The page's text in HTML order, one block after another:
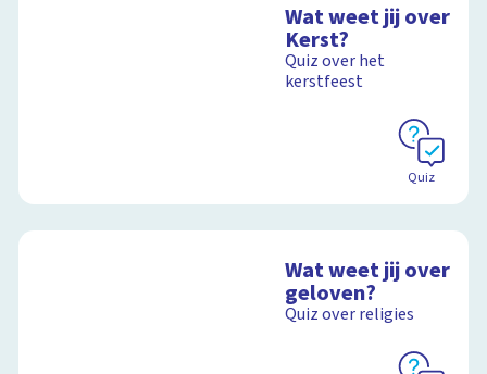
Wat weet jij over
Kerst?
Quiz over het
kerstfeest
Quiz
Wat weet jij over
geloven?
Quiz over religies